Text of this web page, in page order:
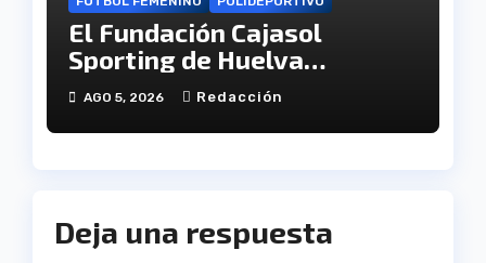
El Fundación Cajasol
Sporting de Huelva
disputará la Copa de
Andalucía en el Estadio
Antonio Toledo Sánchez
AGO 5, 2026 Redacción
Deja una respuesta